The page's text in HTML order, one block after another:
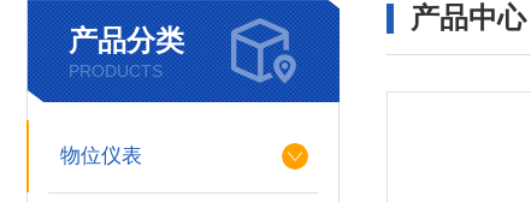
产品分类
PRODUCTS
物位仪表
产品中心